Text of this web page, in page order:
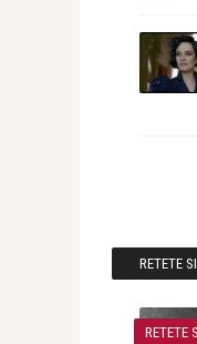
RETETE
RETETE